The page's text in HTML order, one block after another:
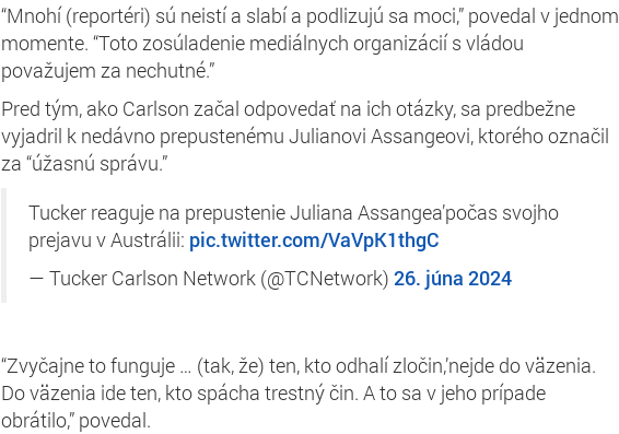
“Mnohí (reportéri) sú neistí a slabí a podlizujú sa moci,” povedal v jednom
momente. “Toto zosúladenie mediálnych organizácií s vládou
považujem za nechutné.”
Pred tým, ako Carlson začal odpovedať na ich otázky, sa predbežne
vyjadril k nedávno prepustenému Julianovi Assangeovi, ktorého označil
za “úžasnú správu.”
Tucker reaguje na prepustenie Juliana Assangea’počas svojho
prejavu v Austrálii: pic.twitter.com/VaVpK1thgC
— Tucker Carlson Network (@TCNetwork) 26. júna 2024
“Zvyčajne to funguje … (tak, že) ten, kto odhalí zločin,’nejde do väzenia.
Do väzenia ide ten, kto spácha trestný čin. A to sa v jeho prípade
obrátilo,” povedal.